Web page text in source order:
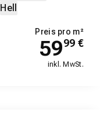
Hell
Preis pro m²
5999 €
inkl. MwSt.